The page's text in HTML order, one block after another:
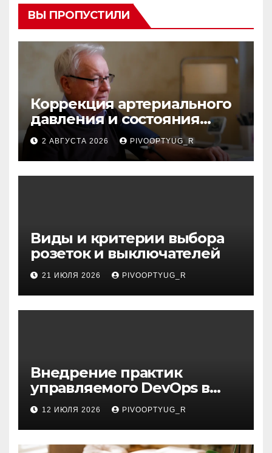
ВЫ ПРОПУСТИЛИ
Коррекция артериального
давления и состояния
сосудов в профилактике
инсульта
2 АВГУСТА 2026 PIVOOPTYUG_R
Виды и критерии выбора
розеток и выключателей
21 ИЮЛЯ 2026 PIVOOPTYUG_R
Внедрение практик
управляемого DevOps в
корпоративную ИТ-
инфраструктуру
12 ИЮЛЯ 2026 PIVOOPTYUG_R